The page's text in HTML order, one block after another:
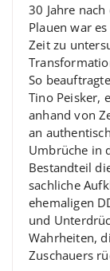
30 Jahre
Plauen war
Zeit zu
So
Tino Peisker,
anhand von
an
Umbrüche in
Bestandteil
sachliche
ehemaligen
und
Wahrheiten,
Zuschauers